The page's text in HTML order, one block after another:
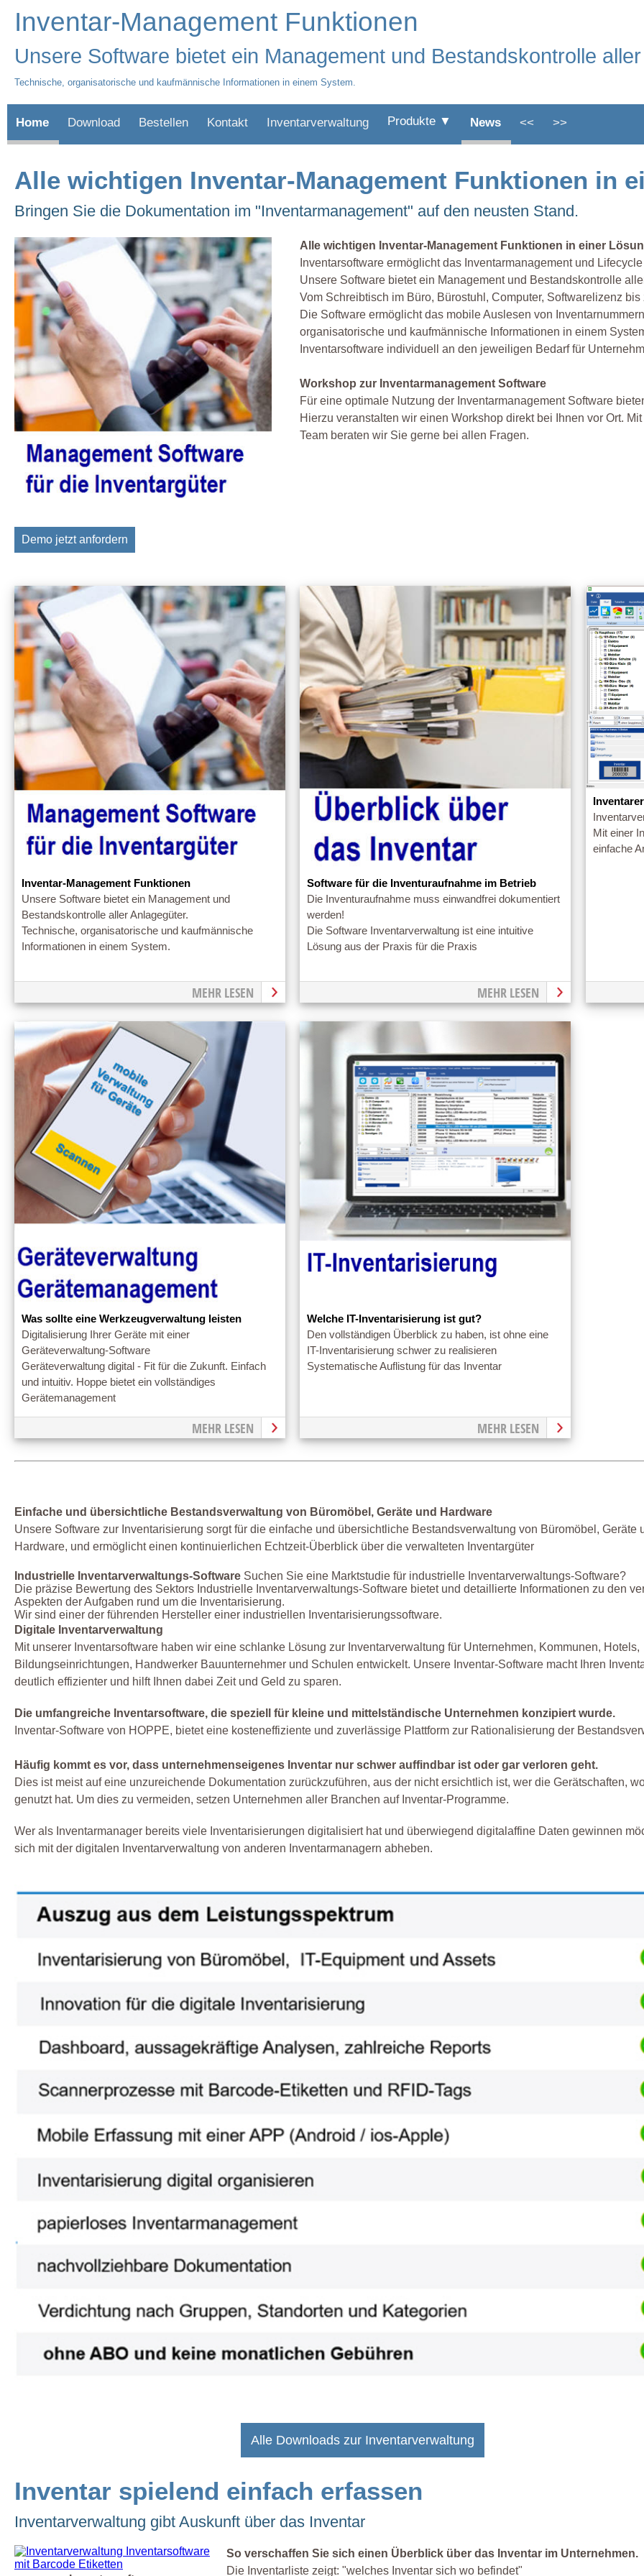
Inventar-Management Funktionen
Unsere Software bietet ein Management und Bestandskontrolle
Technische, organisatorische und kaufmännische Informationen in einem System.
Home Download Bestellen Kontakt Inventarverwaltung Produkte ▼ News << >>
Alle wichtigen Inventar-Management Funktionen in
Bringen Sie die Dokumentation im "Inventarmanagement" auf den neusten Stand.
Demo jetzt anfordern
Alle wichtigen Inventar-Management Funktionen in einer
Inventarsoftware ermöglicht das Inventarmanagement und
Unsere Software bietet ein Management und Bestandskontrolle
Vom Schreibtisch im Büro, Bürostuhl, Computer, Softwarelizenz bis
Die Software ermöglicht das mobile Auslesen von
organisatorische und kaufmännische Informationen in einem
Inventarsoftware individuell an den jeweiligen Bedarf für
Workshop zur Inventarmanagement Software
Für eine optimale Nutzung der Inventarmanagement Software
Hierzu veranstalten wir einen Workshop direkt bei Ihnen vor Ort.
Team beraten wir Sie gerne bei allen Fragen.
Inventar-Management Funktionen
Unsere Software bietet ein Management und
Bestandskontrolle aller Anlagegüter.
Technische, organisatorische und kaufmännische
Informationen in einem System.
MEHR LESEN
Software für die Inventuraufnahme im Betrieb
Die Inventuraufnahme muss einwandfrei dokumentiert
werden!
Die Software Inventarverwaltung ist eine intuitive
Lösung aus der Praxis für die Praxis
MEHR LESEN
Mit einer
einfache
Was sollte eine Werkzeugverwaltung leisten
Digitalisierung Ihrer Geräte mit einer
Geräteverwaltung-Software
Geräteverwaltung digital - Fit für die Zukunft. Einfach
und intuitiv. Hoppe bietet ein vollständiges
Gerätemanagement
MEHR LESEN
Welche IT-Inventarisierung ist gut?
Den vollständigen Überblick zu haben, ist ohne eine
IT-Inventarisierung schwer zu realisieren
Systematische Auflistung für das Inventar
MEHR LESEN
Einfache und übersichtliche Bestandsverwaltung von Büromöbel, Geräte und Hardware
Unsere Software zur Inventarisierung sorgt für die einfache und übersichtliche Bestandsverwaltung von Büromöbel, Geräte
Hardware, und ermöglicht einen kontinuierlichen Echtzeit-Überblick über die verwalteten Inventargüter
Industrielle Inventarverwaltungs-Software Suchen Sie eine Marktstudie für industrielle Inventarverwaltungs-Software?
Die präzise Bewertung des Sektors Industrielle Inventarverwaltungs-Software bietet und detaillierte Informationen zu den
Aspekten der Aufgaben rund um die Inventarisierung.
Wir sind einer der führenden Hersteller einer industriellen Inventarisierungssoftware.
Digitale Inventarverwaltung
Mit unserer Inventarsoftware haben wir eine schlanke Lösung zur Inventarverwaltung für Unternehmen, Kommunen, Hotels,
Bildungseinrichtungen, Handwerker Bauunternehmer und Schulen entwickelt. Unsere Inventar-Software macht Ihren
deutlich effizienter und hilft Ihnen dabei Zeit und Geld zu sparen.
Die umfangreiche Inventarsoftware, die speziell für kleine und mittelständische Unternehmen konzipiert wurde.
Inventar-Software von HOPPE, bietet eine kosteneffiziente und zuverlässige Plattform zur Rationalisierung der
Häufig kommt es vor, dass unternehmenseigenes Inventar nur schwer auffindbar ist oder gar verloren geht.
Dies ist meist auf eine unzureichende Dokumentation zurückzuführen, aus der nicht ersichtlich ist, wer die Gerätschaften,
genutzt hat. Um dies zu vermeiden, setzen Unternehmen aller Branchen auf Inventar-Programme.
Wer als Inventarmanager bereits viele Inventarisierungen digitalisiert hat und überwiegend digitalaffine Daten gewinnen
sich mit der digitalen Inventarverwaltung von anderen Inventarmanagern abheben.
Alle Downloads zur Inventarverwaltung
Inventar spielend einfach erfassen
Inventarverwaltung gibt Auskunft über das Inventar
So verschaffen Sie sich einen Überblick über das Inventar im Unternehmen.
Die Inventarliste zeigt: "welches Inventar sich wo befindet"